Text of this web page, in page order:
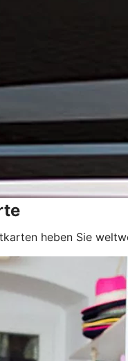
heben Sie